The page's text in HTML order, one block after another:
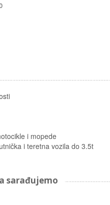
i mopede
i teretna vozila do 3.5t
sarađujemo